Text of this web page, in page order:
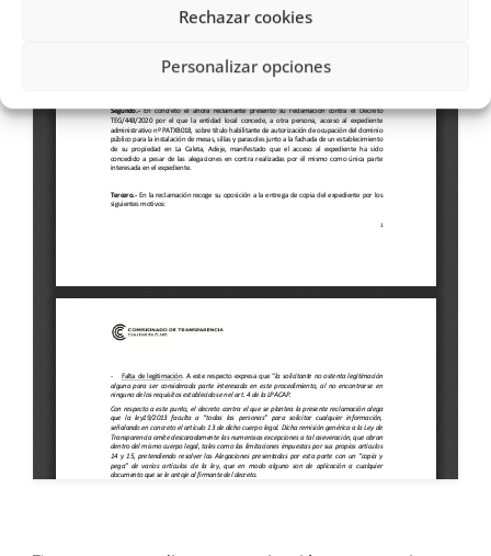
Rechazar cookies
Personalizar opciones